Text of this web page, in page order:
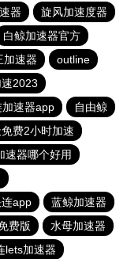
器
旋风加速度器
白鲸加速器官方
加速器
outline
2023
加速器app
自由鲸
费2小时加速
速器哪个好用
app
蓝鲸加速器
费版
水母加速器
lets加速器